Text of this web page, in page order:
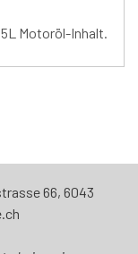
Motoröl-Inhalt.
66, 6043